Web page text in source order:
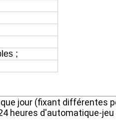
;
jour (fixant différentes
heures d'automatique-